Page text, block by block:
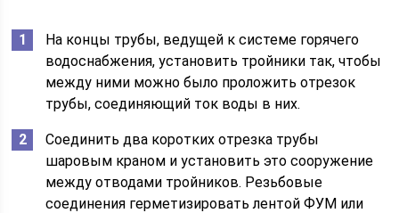
На концы трубы, ведущей к системе горячего
водоснабжения, установить тройники так, чтобы
между ними можно было проложить отрезок
трубы, соединяющий ток воды в них.
Соединить два коротких отрезка трубы
шаровым краном и установить это сооружение
между отводами тройников. Резьбовые
соединения герметизировать лентой ФУМ или